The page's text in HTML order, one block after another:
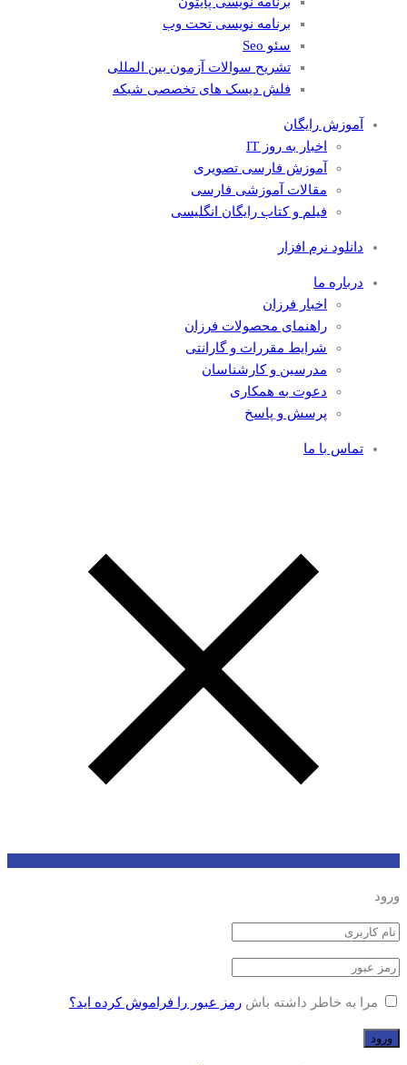
برنامه نویسی تحت وب
سئو Seo
تشریح سوالات آزمون بین المللی
فلش دیسک های تخصصی شبکه
آموزش رایگان
اخبار به روز IT
آموزش فارسی تصویری
مقالات آموزشی فارسی
فیلم و کتاب رایگان انگلیسی
دانلود نرم افزار
درباره ما
اخبار فرزان
راهنمای محصولات فرزان
شرایط مقررات و گارانتی
مدرسین و کارشناسان
دعوت به همکاری
پرسش و پاسخ
تماس با ما
ورود
مرا به خاطر داشته باش رمز عبور را فراموش کرده اید؟